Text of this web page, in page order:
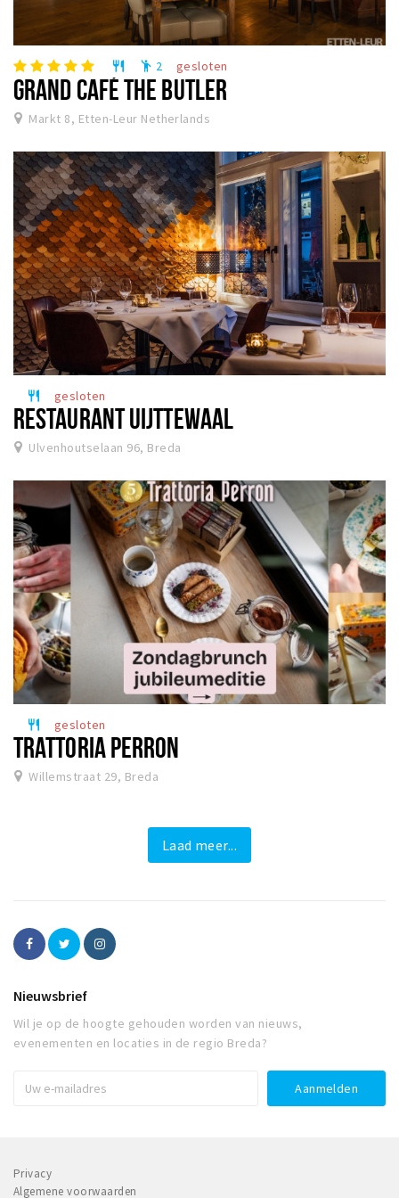
restaurant emoji_people 2 gesloten
GRAND CAFÉ THE BUTLER
Markt 8, Etten-Leur Netherlands
restaurant gesloten
RESTAURANT UIJTTEWAAL
Ulvenhoutselaan 96, Breda
restaurant gesloten
TRATTORIA PERRON
Willemstraat 29, Breda
Laad meer...
Nieuwsbrief
Wil je op de hoogte gehouden worden van nieuws,
evenementen en locaties in de regio Breda?
Privacy
Algemene voorwaarden